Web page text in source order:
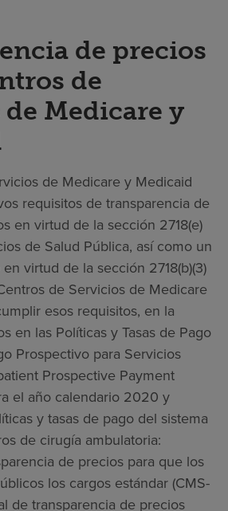
de precios
de
Medicare y
de Medicare y Medicaid
requisitos de transparencia de
en virtud de la sección 2718(e)
de Salud Pública, así como un
virtud de la sección 2718(b)(3)
de Servicios de Medicare
esos requisitos, en la
en las Políticas y Tasas de Pago
Prospectivo para Servicios
Prospective Payment
el año calendario 2020 y
y tasas de pago del sistema
de cirugía ambulatoria:
de precios para que los
los cargos estándar (CMS-
de transparencia de precios